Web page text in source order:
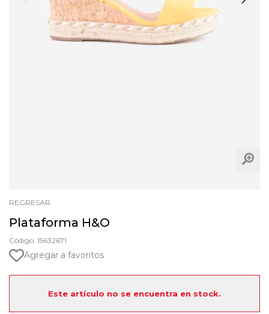
REGRESAR
Plataforma H&O
Código: 15632671
Agregar a favoritos
Este artículo no se encuentra en stock.